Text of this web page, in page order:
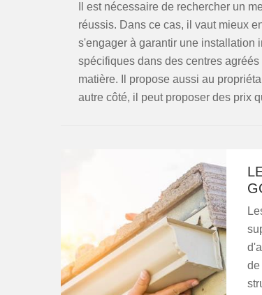
Il est nécessaire de rechercher un
réussis. Dans ce cas, il vaut mieux
s'engager à garantir une installation
spécifiques dans des centres
matière. Il propose aussi au
autre côté, il peut proposer des prix
de